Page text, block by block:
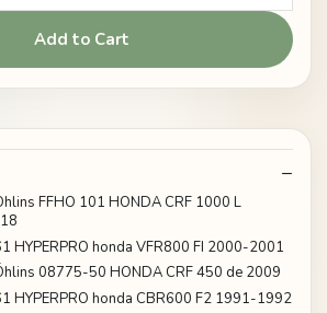
Add to Cart
FFHO 101 HONDA CRF 1000 L
HYPERPRO honda VFR800 FI 2000-2001
08775-50 HONDA CRF 450 de 2009
HYPERPRO honda CBR600 F2 1991-1992